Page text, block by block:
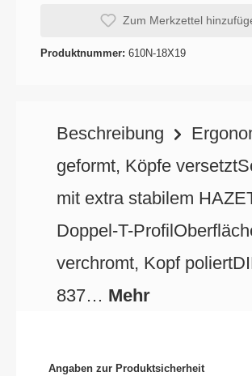
Zum Merkzettel
Produktnummer: 610N-18X19
Beschreibung
geformt, Köpfe
mit extra stabilem
Doppel-T-
verchromt, Kopf
837… Mehr
Angaben zur Produktsicherheit